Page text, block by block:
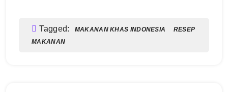
Tagged: MAKANAN KHAS INDONESIA
RESEP
MAKANAN